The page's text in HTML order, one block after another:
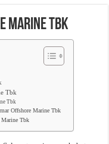
Marine Tbk
Tbk
Tbk
Offshore Marine Tbk
Marine Tbk